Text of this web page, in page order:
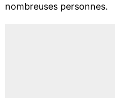
nombreuses personnes.